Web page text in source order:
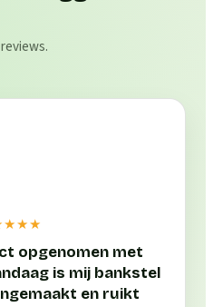
opgenomen met
is mij bankstel
en ruikt